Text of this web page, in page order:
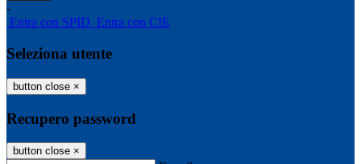
-
Entra con SPID Entra con CIE
Seleziona utente
button close ×
Recupero password
button close ×